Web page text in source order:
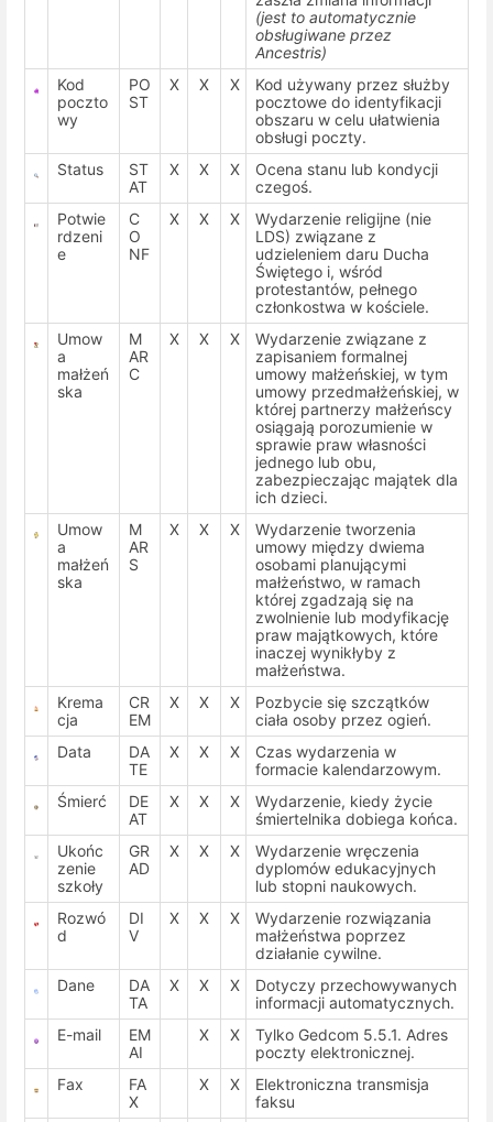
(jest to automatycznie
obsługiwane przez
Ancestris)
Kod
poczto
wy
PO
ST
X X X
Kod używany przez służby
pocztowe do identyfikacji
obszaru w celu ułatwienia
obsługi poczty.
Status
ST
AT
X X X
Ocena stanu lub kondycji
czegoś.
Potwie
rdzeni
e
C
O
NF
X X X
Wydarzenie religijne (nie
LDS) związane z
udzieleniem daru Ducha
Świętego i, wśród
protestantów, pełnego
członkostwa w kościele.
Umow
a
małżeń
ska
M
AR
C
X X X
Wydarzenie związane z
zapisaniem formalnej
umowy małżeńskiej, w tym
umowy przedmałżeńskiej, w
której partnerzy małżeńscy
osiągają porozumienie w
sprawie praw własności
jednego lub obu,
zabezpieczając majątek dla
ich dzieci.
Umow
a
małżeń
ska
M
AR
S
X X X
Wydarzenie tworzenia
umowy między dwiema
osobami planującymi
małżeństwo, w ramach
której zgadzają się na
zwolnienie lub modyfikację
praw majątkowych, które
inaczej wynikłyby z
małżeństwa.
Krema
cja
CR
EM
X X X
Pozbycie się szczątków
ciała osoby przez ogień.
Data
DA
TE
X X X
Czas wydarzenia w
formacie kalendarzowym.
Śmierć
DE
AT
X X X
Wydarzenie, kiedy życie
śmiertelnika dobiega końca.
Ukońc
zenie
szkoły
GR
AD
X X X
Wydarzenie wręczenia
dyplomów edukacyjnych
lub stopni naukowych.
Rozwó
d
DI
V
X X X
Wydarzenie rozwiązania
małżeństwa poprzez
działanie cywilne.
Dane
DA
TA
X X X
Dotyczy przechowywanych
informacji automatycznych.
E-mail
EM
AI
X X
Tylko Gedcom 5.5.1. Adres
poczty elektronicznej.
Fax
FA
X
X X
Elektroniczna transmisja
faksu